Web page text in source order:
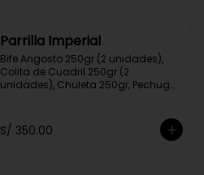
Parrilla Imperial
Bife Angosto 250gr (2 unidades),
Colita de Cuadril 250gr (2
unidades), Chuleta 250gr, Pechuga
Champiñones, Porción de Papa
Amarilla Frita y Ensalada Parrillera
S/ 350.00